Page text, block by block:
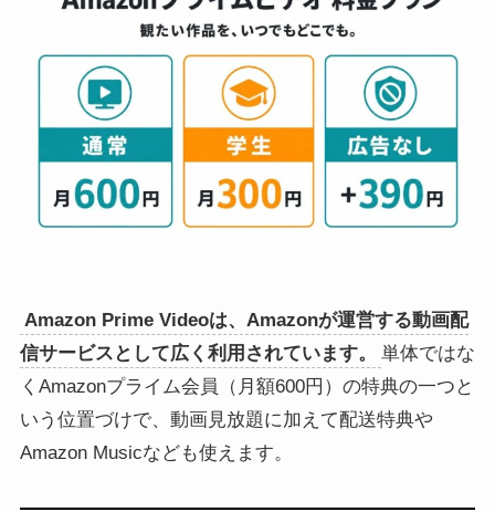
Amazon Prime Videoは、Amazonが運営する動画配
信サービスとして広く利用されています。
単体ではな
くAmazonプライム会員（月額600円）の特典の一つと
いう位置づけで、動画見放題に加えて配送特典や
Amazon Musicなども使えます。